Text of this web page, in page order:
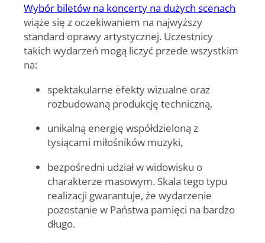
Wybór biletów na koncerty na dużych scenach
wiąże się z oczekiwaniem na najwyższy
standard oprawy artystycznej. Uczestnicy
takich wydarzeń mogą liczyć przede wszystkim
na:
spektakularne efekty wizualne oraz
rozbudowaną produkcję techniczną,
unikalną energię współdzieloną z
tysiącami miłośników muzyki,
bezpośredni udział w widowisku o
charakterze masowym. Skala tego typu
realizacji gwarantuje, że wydarzenie
pozostanie w Państwa pamięci na bardzo
długo.